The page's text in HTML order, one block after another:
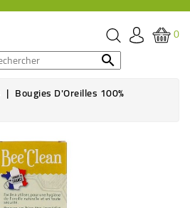
0

Bougies D'Oreilles 100%